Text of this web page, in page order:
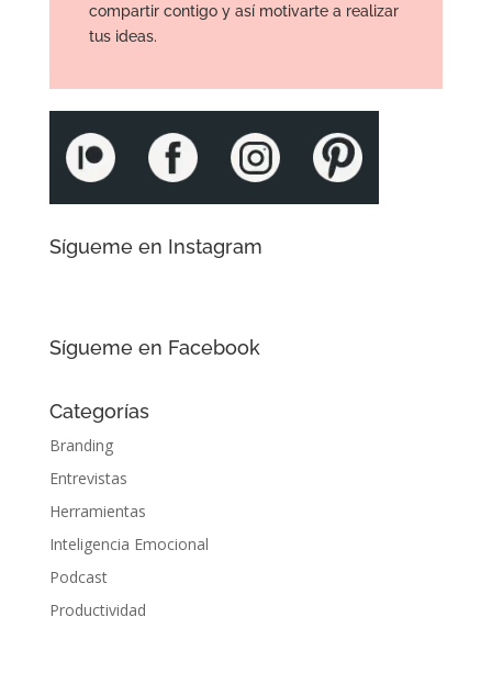
compartir contigo y así motivarte a realizar
tus ideas.
Sígueme en Instagram
Sígueme en Facebook
Categorías
Branding
Entrevistas
Herramientas
Inteligencia Emocional
Podcast
Productividad